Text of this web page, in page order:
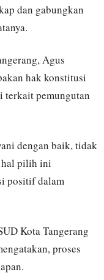
dan gabungkan
Agus
hak konstitusi
terkait pemungutan
dengan baik, tidak
hal pilih ini
positif dalam
Kota Tangerang
proses